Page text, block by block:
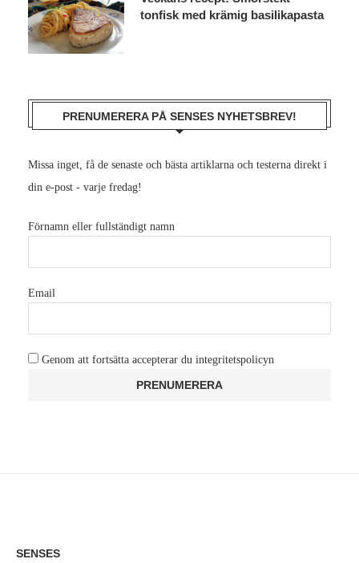
tonfisk med krämig basilikapasta
PRENUMERERA PÅ SENSES NYHETSBREV!
Missa inget, få de senaste och bästa artiklarna och testerna direkt i
din e-post - varje fredag!
Förnamn eller fullständigt namn
Email
Genom att fortsätta accepterar du integritetspolicyn
SENSES